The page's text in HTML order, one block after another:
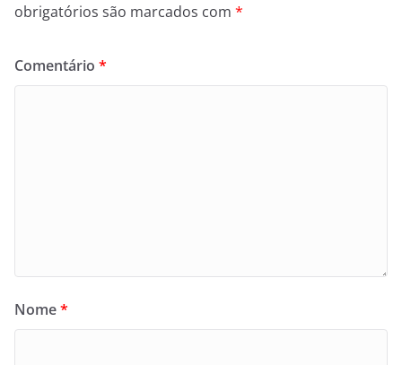
obrigatórios são marcados com *
Comentário *
Nome*